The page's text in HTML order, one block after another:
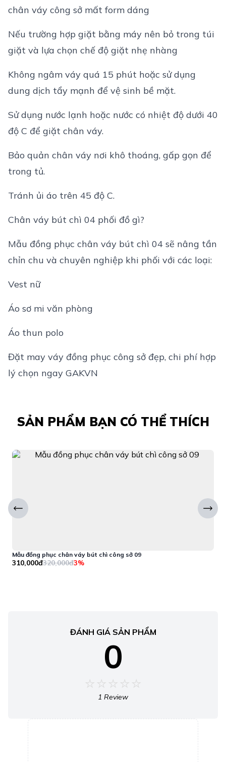
chân váy công sở mất form dáng
Nếu trường hợp giặt bằng máy nên bỏ trong túi
giặt và lựa chọn chế độ giặt nhẹ nhàng
Không ngâm váy quá 15 phút hoặc sử dụng
dung dịch tẩy mạnh để vệ sinh bề mặt.
Sử dụng nước lạnh hoặc nước có nhiệt độ dưới 40
độ C để giặt chân váy.
Bảo quản chân váy nơi khô thoáng, gấp gọn để
trong tủ.
Tránh ủi áo trên 45 độ C.
Chân váy bút chì 04 phối đồ gì?
Mẫu đồng phục chân váy bút chì 04 sẽ nâng tần
chỉn chu và chuyên nghiệp khi phối với các loại:
Vest nữ
Áo sơ mi văn phòng
Áo thun polo
Đặt may váy đồng phục công sở đẹp, chi phí hợp
lý chọn ngay GAKVN
SẢN PHẨM BẠN CÓ THỂ THÍCH
Mẫu đồng phục chân váy bút chì công sở 09
310,000đ320,000đ3%
ĐÁNH GIÁ SẢN PHẨM
0
1 Review